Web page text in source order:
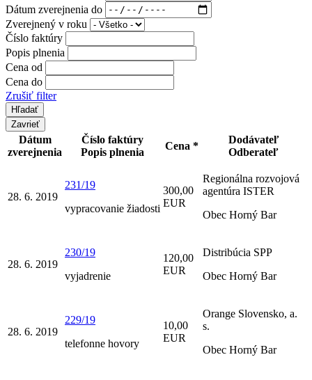
Dátum zverejnenia do
Zverejnený v roku
Číslo faktúry
Popis plnenia
Cena od
Cena do
Zrušiť filter
Zavrieť
Dátum
zverejnenia
Číslo faktúry
Popis plnenia
Cena *
Dodávateľ
Odberateľ
28. 6. 2019
231/19
vypracovanie žiadosti
300,00
EUR
Regionálna rozvojová
agentúra ISTER
Obec Horný Bar
28. 6. 2019
230/19
vyjadrenie
120,00
EUR
Distribúcia SPP
Obec Horný Bar
28. 6. 2019
229/19
telefonne hovory
10,00
EUR
Orange Slovensko, a.
s.
Obec Horný Bar